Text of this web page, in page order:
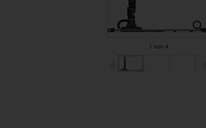
1 von 4
igus-icon-arrow-left